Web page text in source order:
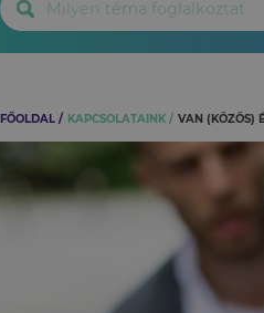
FŐOLDAL KAPCSOLATAINK VAN (KÖZÖS)